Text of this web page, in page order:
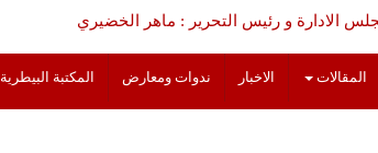
الادارة و رئيس التحرير : ماهر الخضيري
المقالات الاخبار ندوات ومعارض المكتبة البيطرية